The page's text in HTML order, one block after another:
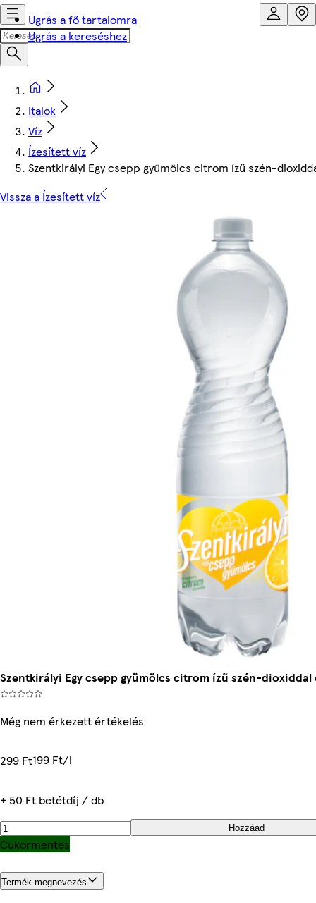
Ugrás a fő tartalomra
Ugrás a kereséshez
Italok
Víz
Ízesített víz
Szentkirályi Egy csepp gyümölcs citrom ízű szén-
Vissza a Ízesített víz
Szentkirályi Egy csepp gyümölcs citrom ízű szén-
Még nem érkezett értékelés
299 Ft199 Ft/l
+ 50 Ft betétdíj / db
Hozzáad
Cukormentes
Termék megnevezés